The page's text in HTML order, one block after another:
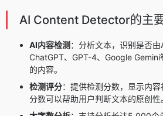
AI Content Detector的主
AI内容检测 ：分析文本，识别是否
ChatGPT、GPT-4、Google
的内容。
检测评分：提供检测分数，显示内容
分数可以帮助用户判断文本的原创性